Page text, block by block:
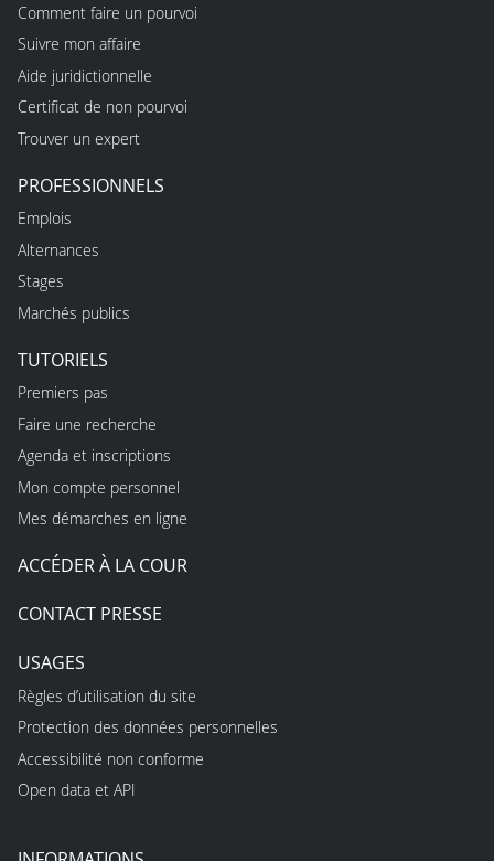
Comment faire un pourvoi
Suivre mon affaire
Aide juridictionnelle
Certificat de non pourvoi
Trouver un expert
PROFESSIONNELS
Emplois
Alternances
Stages
Marchés publics
TUTORIELS
Premiers pas
Faire une recherche
Agenda et inscriptions
Mon compte personnel
Mes démarches en ligne
ACCÉDER À LA COUR
CONTACT PRESSE
USAGES
Règles d’utilisation du site
Protection des données personnelles
Accessibilité non conforme
Open data et API